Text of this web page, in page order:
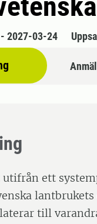
2027-03-24
ett
till